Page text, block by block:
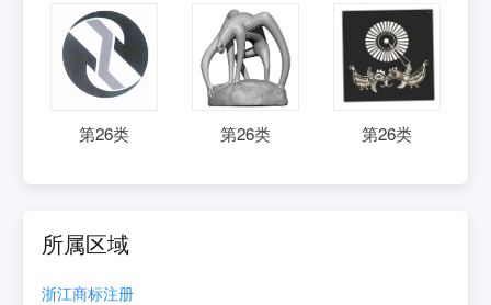
第26类 第26类 第26类
所属区域
浙江商标注册